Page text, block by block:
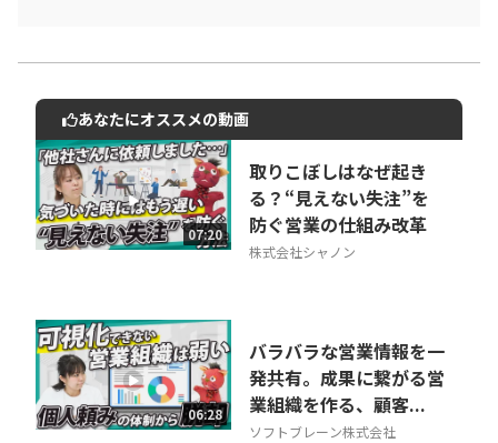
動画でご紹介しているサービスについて
お気軽にご相談・ご質問いただけます！
30秒でお申し込み可能
相談を希望する 無料
あなたにオススメの動画
07:20
取りこぼしはなぜ起き
る？“見えない失注”を
防ぐ営業の仕組み改革
株式会社シャノン
06:28
バラバラな営業情報を一
発共有。成果に繋がる営
業組織を作る、顧客...
ソフトブレーン株式会社